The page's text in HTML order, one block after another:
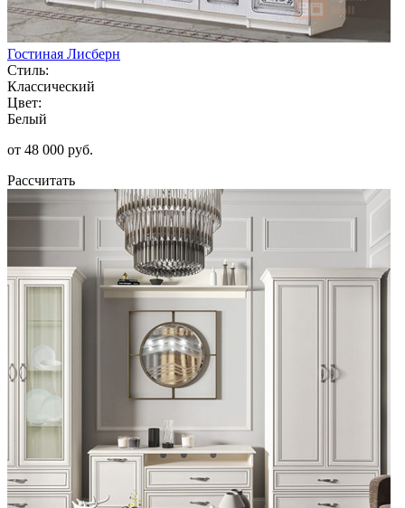
Гостиная Лисберн
Стиль:
Классический
Цвет:
Белый
от 48 000 руб.
Рассчитать